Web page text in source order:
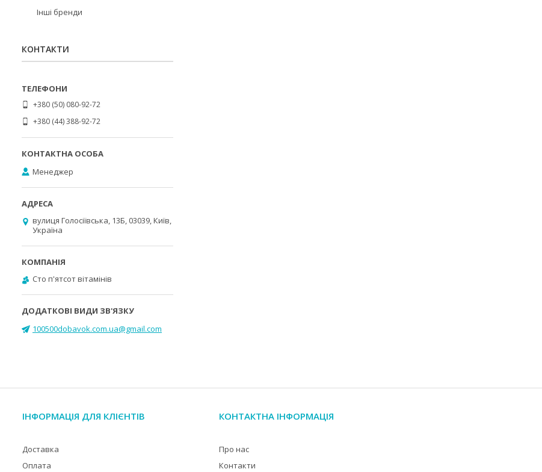
Інші бренди
КОНТАКТИ
+380 (50) 080-92-72
+380 (44) 388-92-72
Менеджер
вулиця Голосіївська, 13Б, 03039, Київ,
Україна
Cто п'ятсот вітамінів
100500dobavok.com.ua@gmail.com
ІНФОРМАЦІЯ ДЛЯ КЛІЄНТІВ
Доставка
Оплата
КОНТАКТНА ІНФОРМАЦІЯ
Про нас
Контакти